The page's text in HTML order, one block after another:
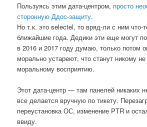
Пользуясь этим дата-центром, просто
сторонную Ддос-защиту.
Но т.к. это selectel, то вряд-ли с ним что-
ближайшие года. Дедики эти еще могут
в 2016 и 2017 году думаю, только потом
морально устареют, что станут никому
моральному восприятию.
Этот дата-центр — там панелей никаких
все делается вручную по тикету.
переустановка ОС, изменение PTR и
ввиду.